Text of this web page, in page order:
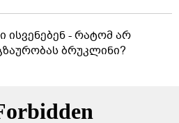
ისვენებენ - რატომ არ
ბრუკლინი?